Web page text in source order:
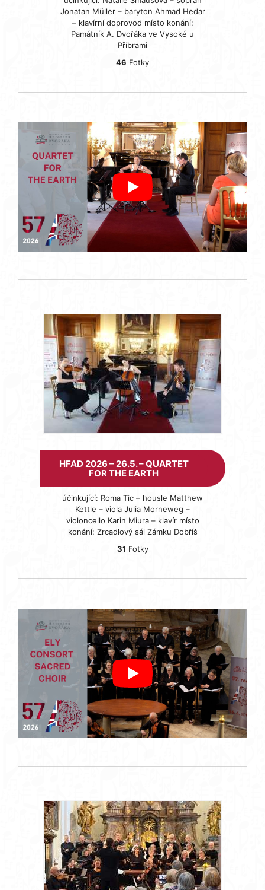
Jonatan Müller – baryton Ahmad Hedar
– klavírní doprovod místo konání:
Památník A. Dvořáka ve Vysoké u
Příbrami
46 Fotky
HFAD 2026 – 26.5. – QUARTET
FOR THE EARTH
účinkující: Roma Tic – housle Matthew
Kettle – viola Julia Morneweg –
violoncello Karin Miura – klavír místo
konání: Zrcadlový sál Zámku Dobříš
31 Fotky